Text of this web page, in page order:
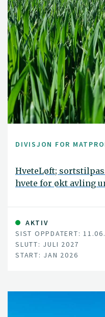
DIVISJON FOR
HveteLøft;
hvete for økt avling
AKTIV
SIST OPPDATERT:
SLUTT: JULI 2027
START: JAN 2026